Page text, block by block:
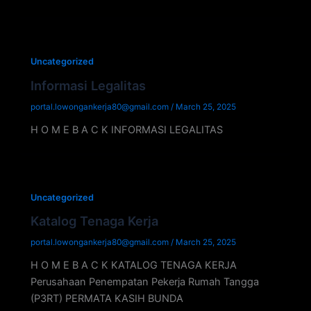
Uncategorized
Informasi Legalitas
portal.lowongankerja80@gmail.com/ March 25, 2025
H O M E B A C K INFORMASI LEGALITAS
Uncategorized
Katalog Tenaga Kerja
portal.lowongankerja80@gmail.com/ March 25, 2025
H O M E B A C K KATALOG TENAGA KERJA
Perusahaan Penempatan Pekerja Rumah Tangga
(P3RT) PERMATA KASIH BUNDA